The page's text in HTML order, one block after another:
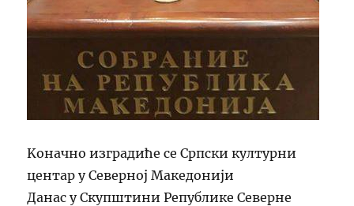
Kоначно изградиће се Српски културни
центар у Северној Македонији
Данас у Скупштини Републике Северне